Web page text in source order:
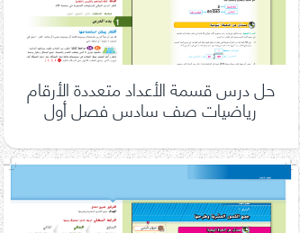
حل درس قسمة الأعداد متعددة الأرقام
رياضيات صف سادس فصل أول